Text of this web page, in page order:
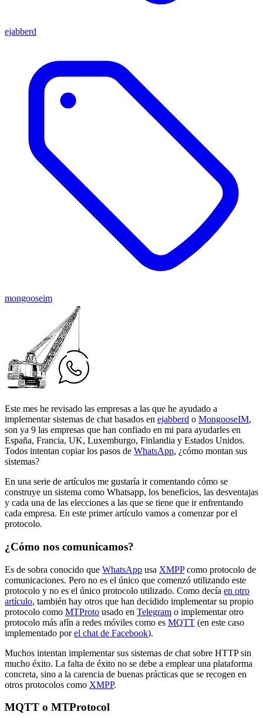
ejabberd
mongooseim
Este mes he revisado las empresas a las que he ayudado a
implementar sistemas de chat basados en ejabberd o MongooseIM,
son ya 9 las empresas que han confiado en mi para ayudarles en
España, Francia, UK, Luxemburgo, Finlandia y Estados Unidos.
Todos intentan copiar los pasos de WhatsApp, ¿cómo montan sus
sistemas?
En una serie de artículos me gustaría ir comentando cómo se
construye un sistema como Whatsapp, los beneficios, las desventajas
y cada una de las elecciones a las que se tiene que ir enfrentando
cada empresa. En este primer artículo vamos a comenzar por el
protocolo.
¿Cómo nos comunicamos?
Es de sobra conocido que WhatsApp usa XMPPcomo protocolo de
comunicaciones. Pero no es el único que comenzó utilizando este
protocolo y no es el único protocolo utilizado. Como decía en otro
artículo, también hay otros que han decidido implementar su propio
protocolo como MTProto usado en Telegram o implementar otro
protocolo más afín a redes móviles como es MQTT (en este caso
implementado porel chat de Facebook).
Muchos intentan implementar sus sistemas de chat sobre HTTP sin
mucho éxito. La falta de éxito no se debe a emplear una plataforma
concreta, sino a la carencia de buenas prácticas que se recogen en
otros protocolos como XMPP.
MQTT o MTProtocol